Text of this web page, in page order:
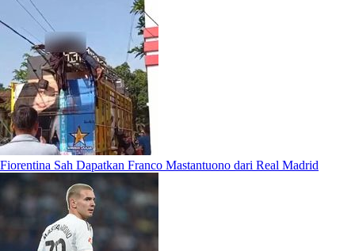
Fiorentina Sah Dapatkan Franco Mastantuono dari Real Madrid